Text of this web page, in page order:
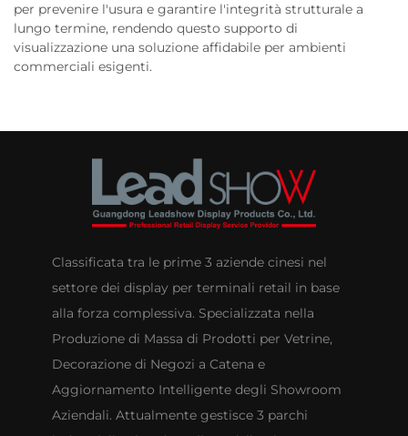
per prevenire l'usura e garantire l'integrità strutturale a
lungo termine, rendendo questo supporto di
visualizzazione una soluzione affidabile per ambienti
commerciali esigenti.
Classificata tra le prime 3 aziende cinesi nel
settore dei display per terminali retail in base
alla forza complessiva. Specializzata nella
Produzione di Massa di Prodotti per Vetrine,
Decorazione di Negozi a Catena e
Aggiornamento Intelligente degli Showroom
Aziendali. Attualmente gestisce 3 parchi